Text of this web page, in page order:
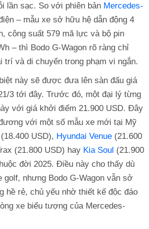
lần sạc. So với phiên bản Mercedes-
– mẫu xe sở hữu hệ dẫn động 4
công suất 579 mã lực và bộ pin
– thì Bodo G-Wagon rõ ràng chỉ
trí và di chuyển trong phạm vi ngắn.
này sẽ được đưa lên sàn đấu giá
3 tới đây. Trước đó, một đại lý từng
với giá khởi điểm 21.900 USD. Đây
với một số mẫu xe mới tại Mỹ
(18.400 USD), Hyundai Venue (21.600
(21.800 USD) hay Kia Soul (21.900
đời 2025. Điều này cho thấy dù
golf, nhưng Bodo G-Wagon vẫn sở
hề rẻ, chủ yếu nhờ thiết kế độc đáo
xe biểu tượng của Mercedes-